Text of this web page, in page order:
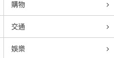
購物
交通
娛樂